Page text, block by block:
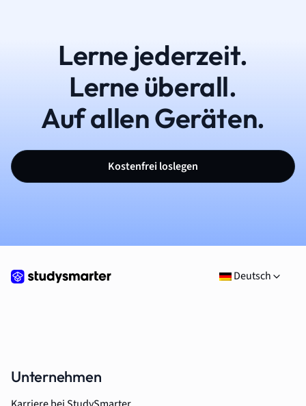
Lerne jederzeit.
Lerne überall.
Auf allen Geräten.
Kostenfrei loslegen
Deutsch
Unternehmen